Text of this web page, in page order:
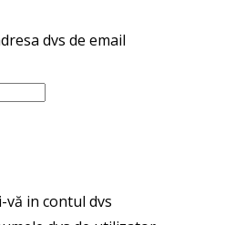
dvs de email
in contul dvs